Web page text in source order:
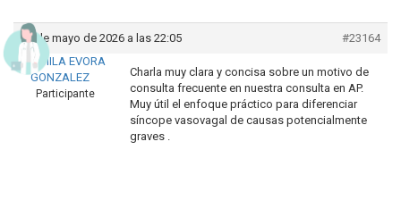
24 de mayo de 2026 a las 22:05
#23164
LIUDMILA EVORA
GONZALEZ
Participante
Charla muy clara y concisa sobre un motivo de
consulta frecuente en nuestra consulta en AP.
Muy útil el enfoque práctico para diferenciar
síncope vasovagal de causas potencialmente
graves .